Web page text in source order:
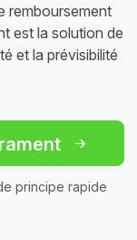
remboursement
est la solution de
et la prévisibilité
principe rapide